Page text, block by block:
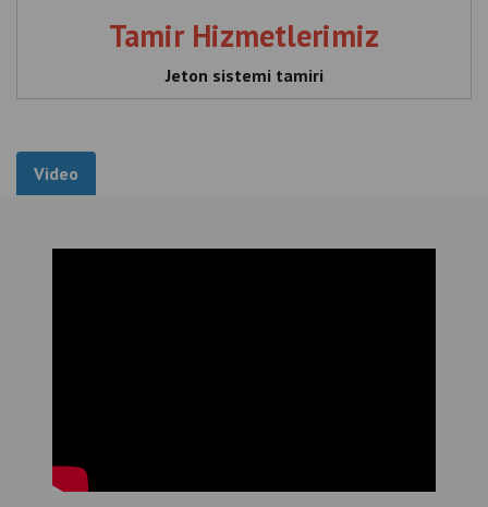
Tamir Hizmetlerimiz
Jeton sistemi tamiri
Gol sayacı tamiri
Jeton sistemi tamiri , Kol değişimi , Oyuncu figürü
Video